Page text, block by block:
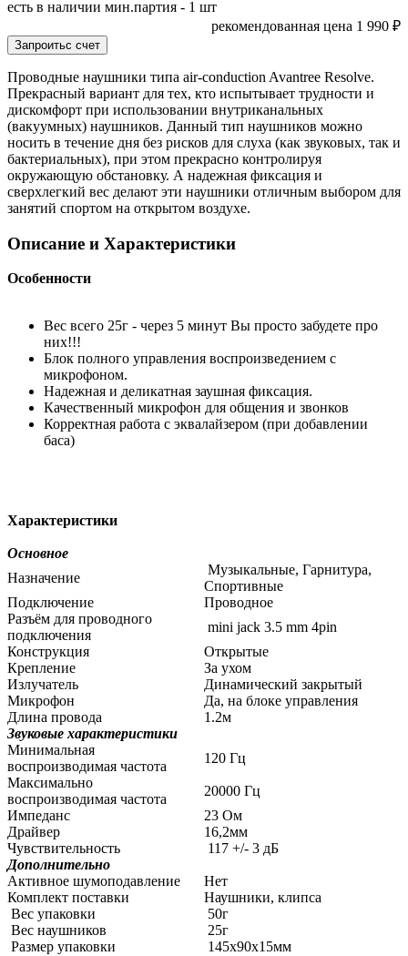
есть в наличии мин.партия - 1 шт
рекомендованная цена 1 990 ₽
Проводные наушники типа air-conduction Avantree Resolve.
Прекрасный вариант для тех, кто испытывает трудности и
дискомфорт при использовании внутриканальных
(вакуумных) наушников. Данный тип наушников можно
носить в течение дня без рисков для слуха (как звуковых, так и
бактериальных), при этом прекрасно контролируя
окружающую обстановку. А надежная фиксация и
сверхлегкий вес делают эти наушники отличным выбором для
занятий спортом на открытом воздухе.
Описание и Характеристики
Особенности
Вес всего 25г - через 5 минут Вы просто забудете про
них!!!
Блок полного управления воспроизведением с
микрофоном.
Надежная и деликатная заушная фиксация.
Качественный микрофон для общения и звонков
Корректная работа с эквалайзером (при добавлении
баса)
Характеристики
Основное
Назначение
Музыкальные, Гарнитура,
Спортивные
Подключение
Проводное
Разъём для проводного
подключения
mini jack 3.5 mm 4pin
Конструкция
Открытые
Крепление
За ухом
Излучатель
Динамический закрытый
Микрофон
Да, на блоке управления
Длина провода
1.2м
Звуковые характеристики
Минимальная
воспроизводимая частота
120 Гц
Максимально
воспроизводимая частота
20000 Гц
Импеданс
23 Ом
Драйвер
16,2мм
Чувствительность
117 +/- 3 дБ
Дополнительно
Активное шумоподавление
Нет
Комплект поставки
Наушники, клипса
Вес упаковки
50г
Вес наушников
25г
Размер упаковки
145х90х15мм